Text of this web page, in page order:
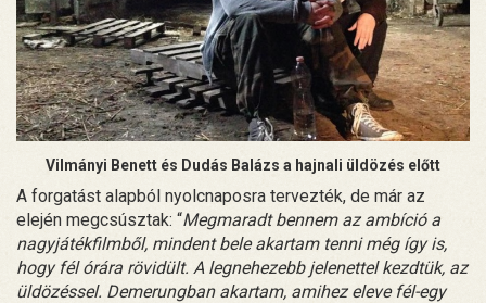
Vilmányi Benett és Dudás Balázs a hajnali üldözés előtt
A forgatást alapból nyolcnaposra tervezték, de már az
elején megcsúsztak: “Megmaradt bennem az ambíció a
nagyjátékfilmből, mindent bele akartam tenni még így is,
hogy fél órára rövidült. A legnehezebb jelenettel kezdtük, az
üldözéssel. Demerungban akartam, amihez eleve fél-egy